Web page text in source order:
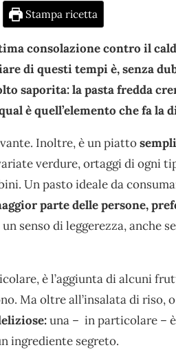
Stampa ricetta
consolazione contro il
di questi tempi è, senza
saporita: la pasta fredda
è quell’elemento che fa la
Inoltre, è un piatto
verdure, ortaggi di ogni
Un pasto ideale da
parte delle persone,
senso di leggerezza, anche
è l’aggiunta di alcuni
Ma oltre all’insalata di riso,
una – in particolare –
ingrediente segreto.